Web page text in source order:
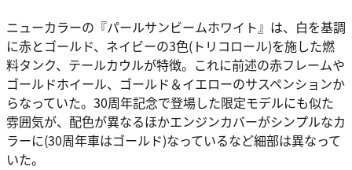
ニューカラーの『パールサンビームホワイト』は、白を基調
に赤とゴールド、ネイビーの3色(トリコロール)を施した燃
料タンク、テールカウルが特徴。これに前述の赤フレームや
ゴールドホイール、ゴールド＆イエローのサスペンションか
らなっていた。30周年記念で登場した限定モデルにも似た
雰囲気が、配色が異なるほかエンジンカバーがシンプルなカ
ラーに(30周年車はゴールド)なっているなど細部は異なって
いた。